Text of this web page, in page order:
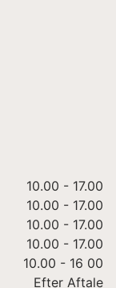
10.00 - 17.00
10.00 - 17.00
10.00 - 17.00
10.00 - 17.00
10.00 - 16 00
Efter Aftale